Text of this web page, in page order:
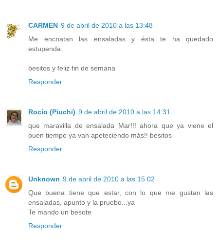
CARMEN 9 de abril de 2010 a las 13:48
Me encnatan las ensaladas y ésta te ha quedado
estupenda.
besitos y feliz fin de semana
Responder
Rocío (Piuchi) 9 de abril de 2010 a las 14:31
que maravilla de ensalada Mar!!! ahora que ya viene el
buen tiempo ya van apeteciendo más!! besitos
Responder
Unknown 9 de abril de 2010 a las 15:02
Que buena tiene que estar, con lo que me gustan las
ensaladas, apunto y la pruebo...ya
Te mando un besote
Responder